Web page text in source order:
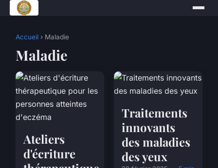
Accueil › Maladie
Maladie
Ateliers
d'écriture
Traitements
innovants
des maladies
des yeux